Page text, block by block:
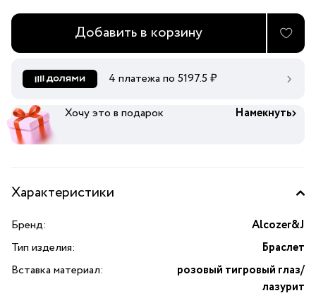
Добавить в корзину
4 платежа по 5197.5 ₽
Хочу это в подарок Намекнуть
Характеристики
Бренд:
Alcozer&J
Тип изделия:
Браслет
Вставка материал:
розовый тигровый глаз/
лазурит